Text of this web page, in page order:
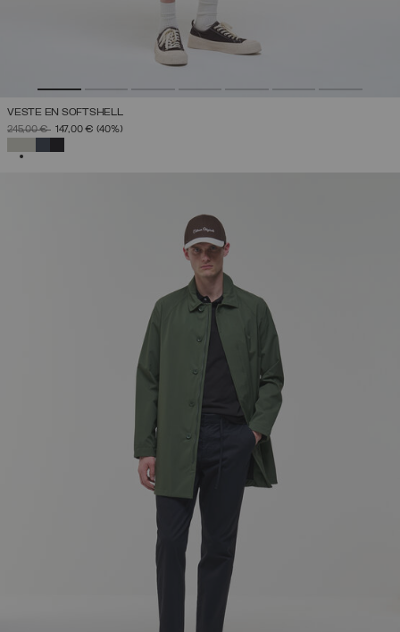
VESTE EN SOFTSHELL
PRIX RÉDUIT DE
245,00 €À147,00 € (40%)